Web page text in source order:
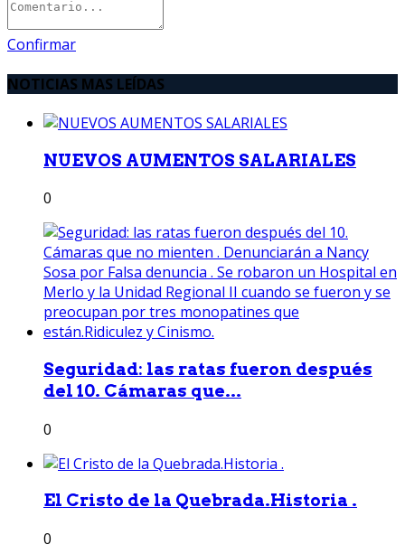
Confirmar
NOTICIAS MAS LEÍDAS
NUEVOS AUMENTOS SALARIALES
0
Seguridad: las ratas fueron después
del 10. Cámaras que...
0
El Cristo de la Quebrada.Historia .
0